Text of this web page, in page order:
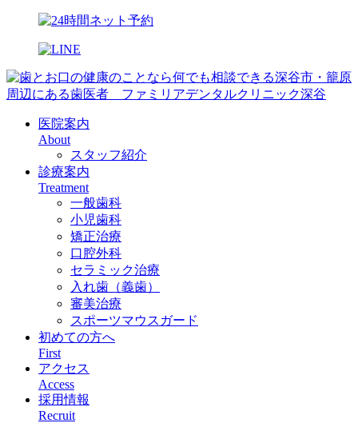
医院案内
About
スタッフ紹介
診療案内
Treatment
一般歯科
小児歯科
矯正治療
口腔外科
セラミック治療
入れ歯（義歯）
審美治療
スポーツマウスガード
初めての方へ
First
アクセス
Access
採用情報
Recruit